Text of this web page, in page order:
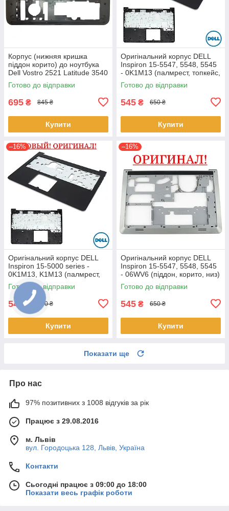
Корпус (нижняя кришка
піддон корито) до ноутбука
Dell Vostro 2521 Latitude 3540
(0YXMG9, AP0ZG000200)
Готово до відправки
695 ₴ 845 ₴
Купити
Оригінальний корпус DELL
Inspiron 15-5547, 5548, 5545
- 0K1M13 (палмрест, топкейс,
верх)
Готово до відправки
545 ₴ 650 ₴
Купити
–16%
Оригінальний корпус DELL
Inspiron 15-5000 series -
0K1M13, K1M13 (палмрест,
топкейс, верх)
Готово до відправки
545₴ 650 ₴
Купити
–16%
Оригінальний корпус DELL
Inspiron 15-5547, 5548, 5545
- 06WV6 (піддон, корито, низ)
Готово до відправки
545 ₴ 650 ₴
Купити
Показати ще
Про нас
97% позитивних з 1008 відгуків за рік
Працює з 29.08.2016
м. Львів
вул. Городоцька 128, Львів, Україна
Контакти
Сьогодні працює з 09:00 до 18:00
Показати весь графік роботи